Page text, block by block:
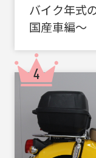
バイク年式
国産車編～